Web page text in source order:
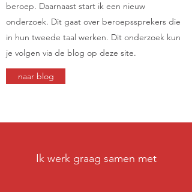
beroep. Daarnaast start ik een nieuw
onderzoek. Dit gaat over beroepssprekers die
in hun tweede taal werken. Dit onderzoek kun
je volgen via de blog op deze site.
naar blog
Ik werk graag samen met